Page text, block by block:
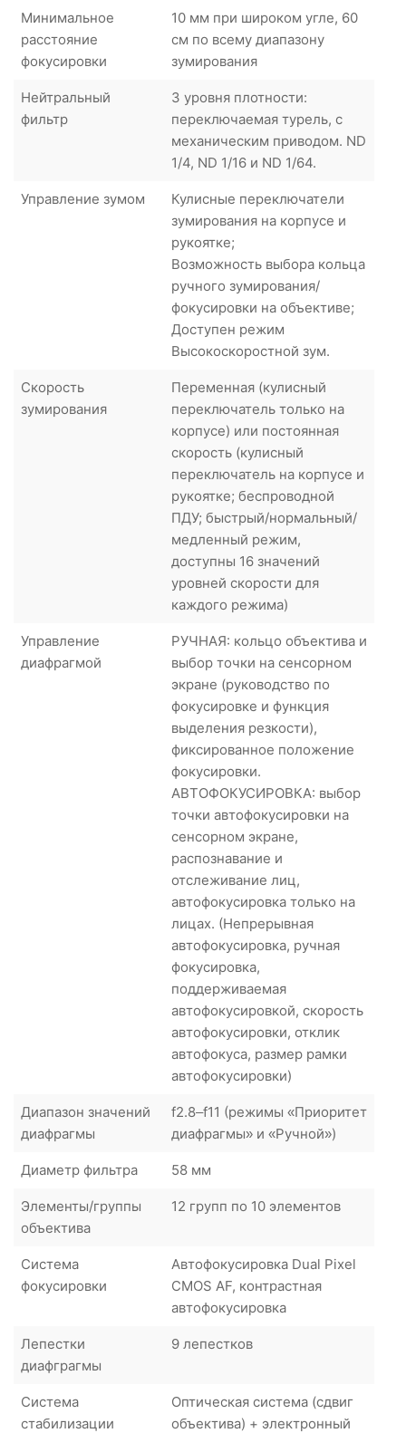
Минимальное
расстояние
фокусировки
10 мм при широком угле, 60
см по всему диапазону
зумирования
Нейтральный
фильтр
3 уровня плотности:
переключаемая турель, с
механическим приводом. ND
1/4, ND 1/16 и ND 1/64.
Управление зумом
Кулисные переключатели
зумирования на корпусе и
рукоятке;
Возможность выбора кольца
ручного зумирования/
фокусировки на объективе;
Доступен режим
Высокоскоростной зум.
Скорость
зумирования
Переменная (кулисный
переключатель только на
корпусе) или постоянная
скорость (кулисный
переключатель на корпусе и
рукоятке; беспроводной
ПДУ; быстрый/нормальный/
медленный режим,
доступны 16 значений
уровней скорости для
каждого режима)
Управление
диафрагмой
РУЧНАЯ: кольцо объектива и
выбор точки на сенсорном
экране (руководство по
фокусировке и функция
выделения резкости),
фиксированное положение
фокусировки.
АВТОФОКУСИРОВКА: выбор
точки автофокусировки на
сенсорном экране,
распознавание и
отслеживание лиц,
автофокусировка только на
лицах. (Непрерывная
автофокусировка, ручная
фокусировка,
поддерживаемая
автофокусировкой, скорость
автофокусировки, отклик
автофокуса, размер рамки
автофокусировки)
Диапазон значений
диафрагмы
f2.8–f11 (режимы «Приоритет
диафрагмы» и «Ручной»)
Диаметр фильтра 58 мм
Элементы/группы
объектива
12 групп по 10 элементов
Система
фокусировки
Автофокусировка Dual Pixel
CMOS AF, контрастная
автофокусировка
Лепестки
диафграгмы
9 лепестков
Система
стабилизации
Оптическая система (сдвиг
объектива) + электронный